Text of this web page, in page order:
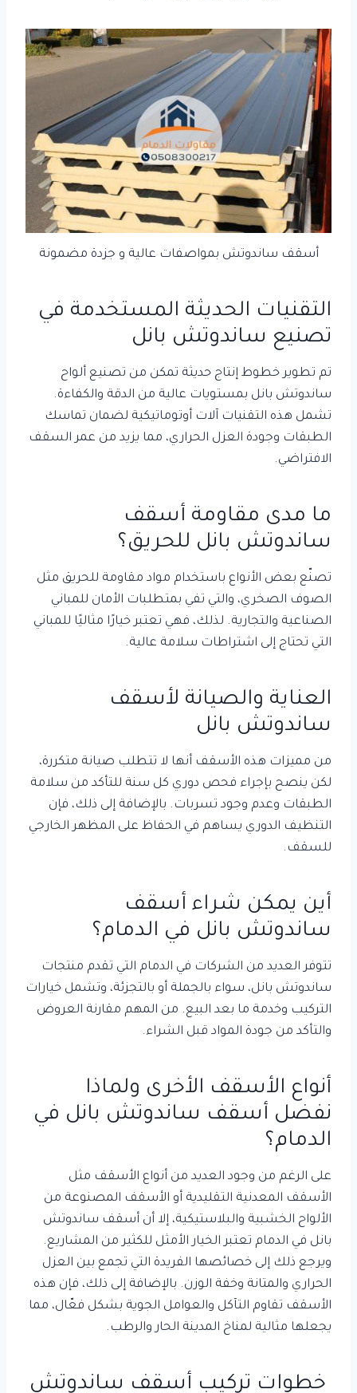
أسقف ساندوتش بمواصفات عالية و جزدة مضمونة
التقنيات الحديثة المستخدمة في
تصنيع ساندوتش بانل
تم تطوير خطوط إنتاج حديثة تمكن من تصنيع ألواح
ساندوتش بانل بمستويات عالية من الدقة والكفاءة.
تشمل هذه التقنيات آلات أوتوماتيكية لضمان تماسك
الطبقات وجودة العزل الحراري، مما يزيد من عمر السقف
الافتراضي.
ما مدى مقاومة أسقف
ساندوتش بانل للحريق؟
تصنّع بعض الأنواع باستخدام مواد مقاومة للحريق مثل
الصوف الصخري، والتي تفي بمتطلبات الأمان للمباني
الصناعية والتجارية. لذلك، فهي تعتبر خيارًا مثاليًا للمباني
التي تحتاج إلى اشتراطات سلامة عالية.
العناية والصيانة لأسقف
ساندوتش بانل
من مميزات هذه الأسقف أنها لا تتطلب صيانة متكررة،
لكن ينصح بإجراء فحص دوري كل سنة للتأكد من سلامة
الطبقات وعدم وجود تسربات. بالإضافة إلى ذلك، فإن
التنظيف الدوري يساهم في الحفاظ على المظهر الخارجي
للسقف.
أين يمكن شراء أسقف
ساندوتش بانل في الدمام؟
تتوفر العديد من الشركات في الدمام التي تقدم منتجات
ساندوتش بانل، سواء بالجملة أو بالتجزئة، وتشمل خيارات
التركيب وخدمة ما بعد البيع. من المهم مقارنة العروض
والتأكد من جودة المواد قبل الشراء.
أنواع الأسقف الأخرى ولماذا
نفضل أسقف ساندوتش بانل في
الدمام؟
على الرغم من وجود العديد من أنواع الأسقف مثل
الأسقف المعدنية التقليدية أو الأسقف المصنوعة من
الألواح الخشبية والبلاستيكية، إلا أن أسقف ساندوتش
بانل في الدمام تعتبر الخيار الأمثل للكثير من المشاريع.
ويرجع ذلك إلى خصائصها الفريدة التي تجمع بين العزل
الحراري والمتانة وخفة الوزن. بالإضافة إلى ذلك، فإن هذه
الأسقف تقاوم التآكل والعوامل الجوية بشكل فعّال، مما
يجعلها مثالية لمناخ المدينة الحار والرطب.
خطوات تركيب أسقف ساندوتش